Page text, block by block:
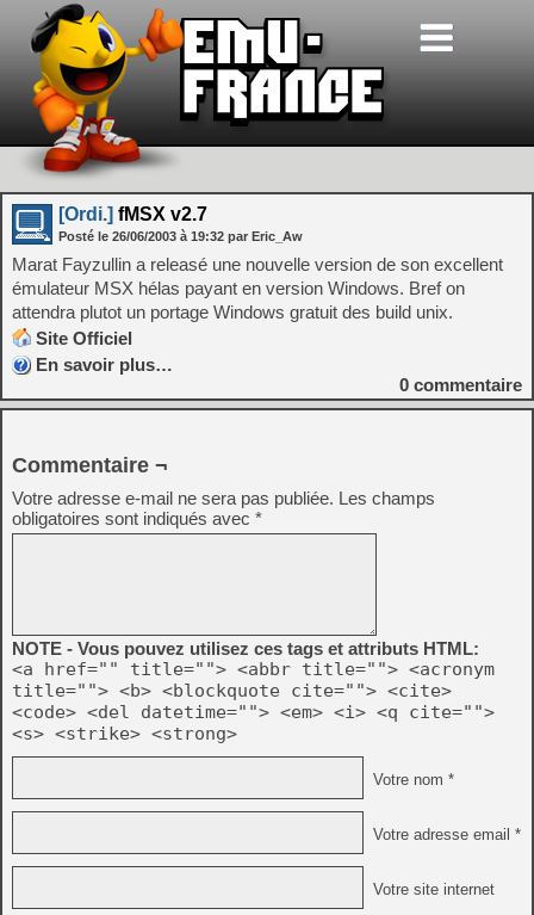
[Ordi.] fMSX v2.7
Posté le 26/06/2003 à 19:32 par Eric_Aw
Marat Fayzullin a releasé une nouvelle version de son excellent
émulateur MSX hélas payant en version Windows. Bref on
attendra plutot un portage Windows gratuit des build unix.
Site Officiel
En savoir plus…
0 commentaire
Commentaire ¬
Votre adresse e-mail ne sera pas publiée. Les champs
obligatoires sont indiqués avec *
NOTE - Vous pouvez utilisez ces tags et attributs HTML:
<a href="" title=""> <abbr title=""> <acronym
title=""> <b> <blockquote cite=""> <cite>
<code> <del datetime=""> <em> <i> <q cite="">
<s> <strike> <strong>
Votre nom *
Votre adresse email *
Votre site internet